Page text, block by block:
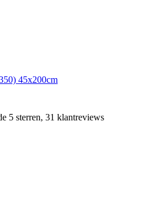
45x200cm
5 sterren, 31 klantreviews